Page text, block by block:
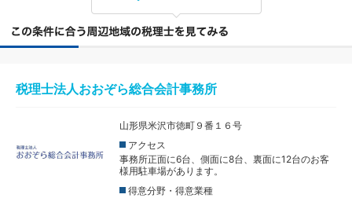
税理士法人おおぞら総合会計事務所
山形県米沢市徳町９番１６号
アクセス
事務所正面に6台、側面に8台、裏面に12台のお客
様用駐車場があります。
得意分野・得意業種